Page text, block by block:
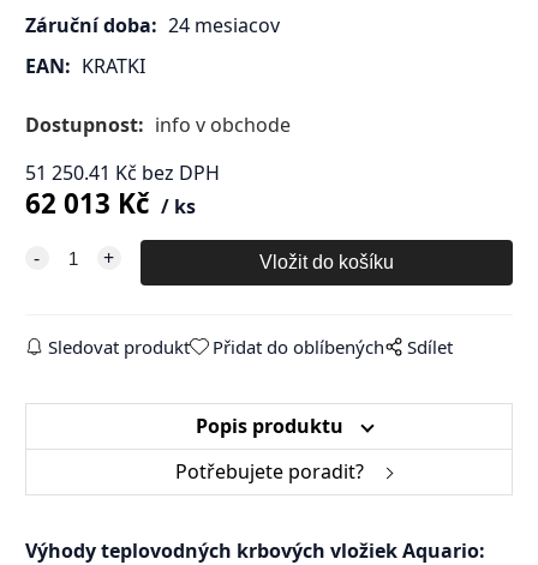
Záruční doba: 24 mesiacov
EAN: KRATKI
Dostupnost: info v obchode
51 250.41 Kč bez DPH
62 013 Kč ks
Sledovat produkt Přidat do oblíbených Sdílet
Popis produktu
Potřebujete poradit?
Výhody teplovodných krbových vložiek Aquario: